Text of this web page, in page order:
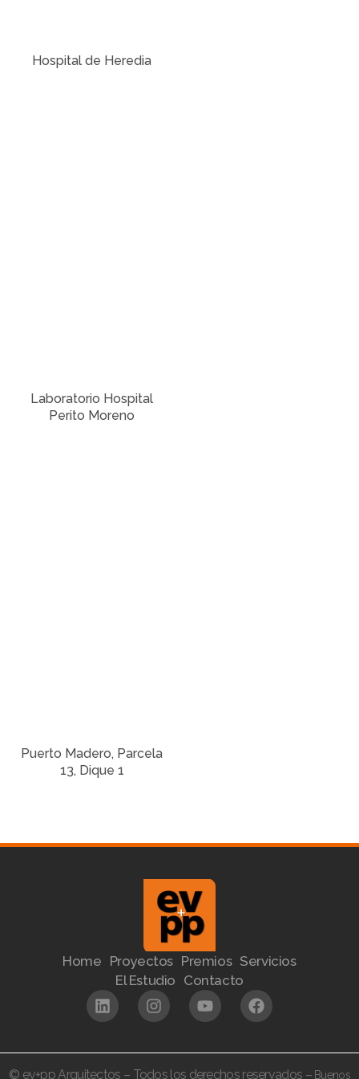
Hospital de Heredia
Laboratorio Hospital
Perito Moreno
Puerto Madero, Parcela
13, Dique 1
Home Proyectos Premios Servicios
El Estudio Contacto
© ev+pp Arquitectos – Todos los derechos reservados – Buenos